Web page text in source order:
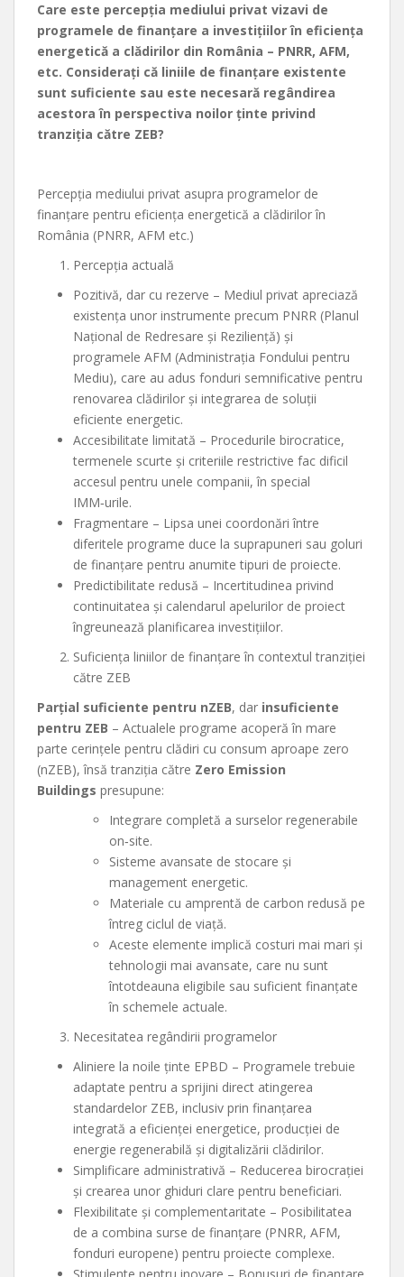
Care este percepția mediului privat vizavi de
programele de finanțare a investițiilor în eficiența
energetică a clădirilor din România – PNRR, AFM,
etc. Considerați că liniile de finanțare existente
sunt suficiente sau este necesară regândirea
acestora în perspectiva noilor ținte privind
tranziția către ZEB?
Percepția mediului privat asupra programelor de
finanțare pentru eficiența energetică a clădirilor în
România (PNRR, AFM etc.)
Percepția actuală
Pozitivă, dar cu rezerve – Mediul privat apreciază
existența unor instrumente precum PNRR (Planul
Național de Redresare și Reziliență) și
programele AFM (Administrația Fondului pentru
Mediu), care au adus fonduri semnificative pentru
renovarea clădirilor și integrarea de soluții
eficiente energetic.
Accesibilitate limitată – Procedurile birocratice,
termenele scurte și criteriile restrictive fac dificil
accesul pentru unele companii, în special
IMM‑urile.
Fragmentare – Lipsa unei coordonări între
diferitele programe duce la suprapuneri sau goluri
de finanțare pentru anumite tipuri de proiecte.
Predictibilitate redusă – Incertitudinea privind
continuitatea și calendarul apelurilor de proiect
îngreunează planificarea investițiilor.
Suficiența liniilor de finanțare în contextul tranziției
către ZEB
Parțial suficiente pentru nZEB, dar insuficiente
pentru ZEB – Actualele programe acoperă în mare
parte cerințele pentru clădiri cu consum aproape zero
(nZEB), însă tranziția către Zero Emission
Buildings presupune:
Integrare completă a surselor regenerabile
on‑site.
Sisteme avansate de stocare și
management energetic.
Materiale cu amprentă de carbon redusă pe
întreg ciclul de viață.
Aceste elemente implică costuri mai mari și
tehnologii mai avansate, care nu sunt
întotdeauna eligibile sau suficient finanțate
în schemele actuale.
Necesitatea regândirii programelor
Aliniere la noile ținte EPBD – Programele trebuie
adaptate pentru a sprijini direct atingerea
standardelor ZEB, inclusiv prin finanțarea
integrată a eficienței energetice, producției de
energie regenerabilă și digitalizării clădirilor.
Simplificare administrativă – Reducerea birocrației
și crearea unor ghiduri clare pentru beneficiari.
Flexibilitate și complementaritate – Posibilitatea
de a combina surse de finanțare (PNRR, AFM,
fonduri europene) pentru proiecte complexe.